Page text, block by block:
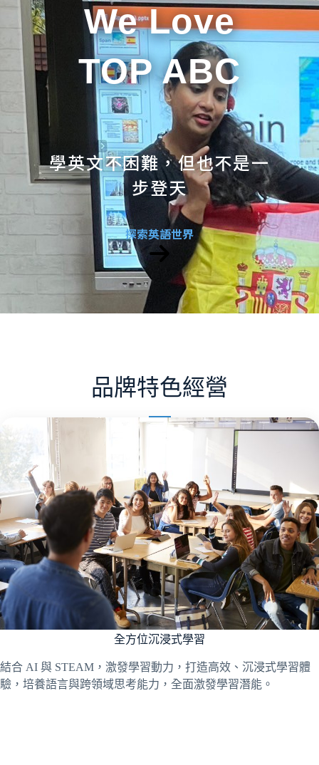
We Love
TOP ABC
學英文不困難，但也不是一
步登天
探索英語世界
品牌特色經營
全方位沉浸式學習
結合 AI 與 STEAM，激發學習動力，打造高效、沉浸式學習體
驗，培養語言與跨領域思考能力，全面激發學習潛能。